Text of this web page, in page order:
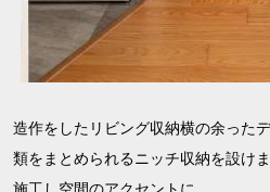
造作をしたリビング収納横の余った
類をまとめられるニッチ収納を設け